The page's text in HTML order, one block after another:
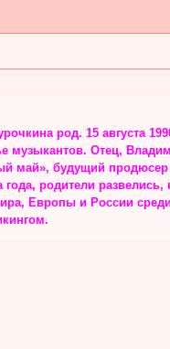
род. 15 августа
музыкантов. Отец,
май», будущий
родители
Европы и России